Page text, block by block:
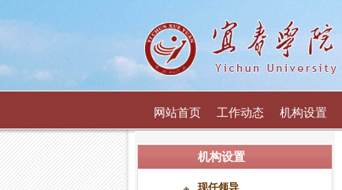
网站首页 工作动态 机构设置
机构设置
现任领导